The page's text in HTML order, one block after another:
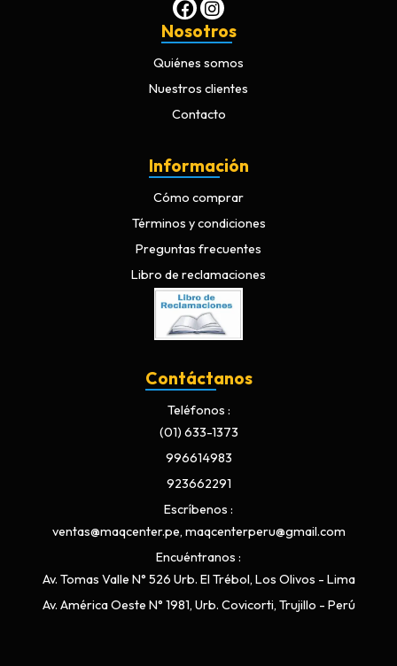
Nosotros
Quiénes somos
Nuestros clientes
Contacto
Información
Cómo comprar
Términos y condiciones
Preguntas frecuentes
Libro de reclamaciones
Contáctanos
Teléfonos
(01) 633-1373
996614983
923662291
Escríbenos
ventas@maqcenter.pe, maqcenterperu@gmail.com
Encuéntranos
Av. Tomas Valle N° 526 Urb. El Trébol, Los Olivos - Lima
Av. América Oeste N° 1981, Urb. Covicorti, Trujillo - Perú